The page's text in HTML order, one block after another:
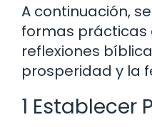
A continuación,
formas prácticas
reflexiones
prosperidad y la
1 Establecer